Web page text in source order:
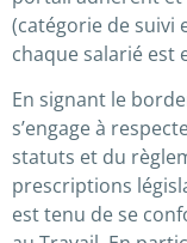
(catégorie de suivi
chaque salarié est
En signant le
s’engage à
statuts et du
prescriptions
est tenu de se